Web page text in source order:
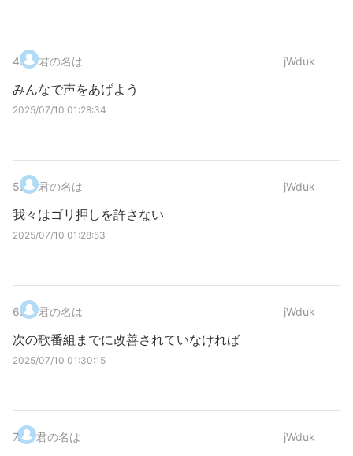
4. 君の名は jWduk
みんなで声をあげよう
2025/07/10 01:28:34
5. 君の名は jWduk
我々はゴリ押しを許さない
2025/07/10 01:28:53
6. 君の名は jWduk
次の歌番組までに改善されていなければ
2025/07/10 01:30:15
7. 君の名は jWduk